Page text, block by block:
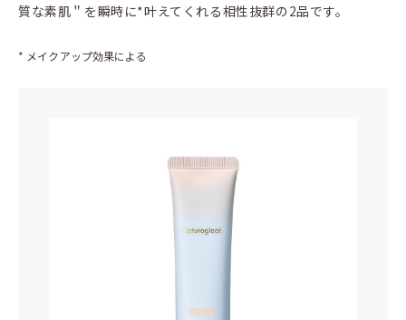
質な素肌＂を瞬時に*叶えてくれる相性抜群の2品です。
* メイクアップ効果による